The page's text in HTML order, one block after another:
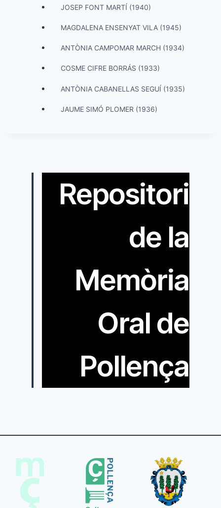
JOSEP FONT MARTÍ (1940)
MAGDALENA ENSENYAT VILA (1945)
ANTÒNIA CAMPOMAR MARCH (1934)
COSME CIFRE BORRÁS (1933)
ANTÒNIA CABANELLAS SEGUÍ (1935)
JAUME SIMÓ PLOMER (1936)
Repositori
de la
Memòria
Oral de
Pollença